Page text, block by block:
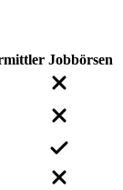
Jobbörsen